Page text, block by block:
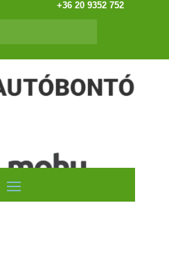
+36 20 9352 752